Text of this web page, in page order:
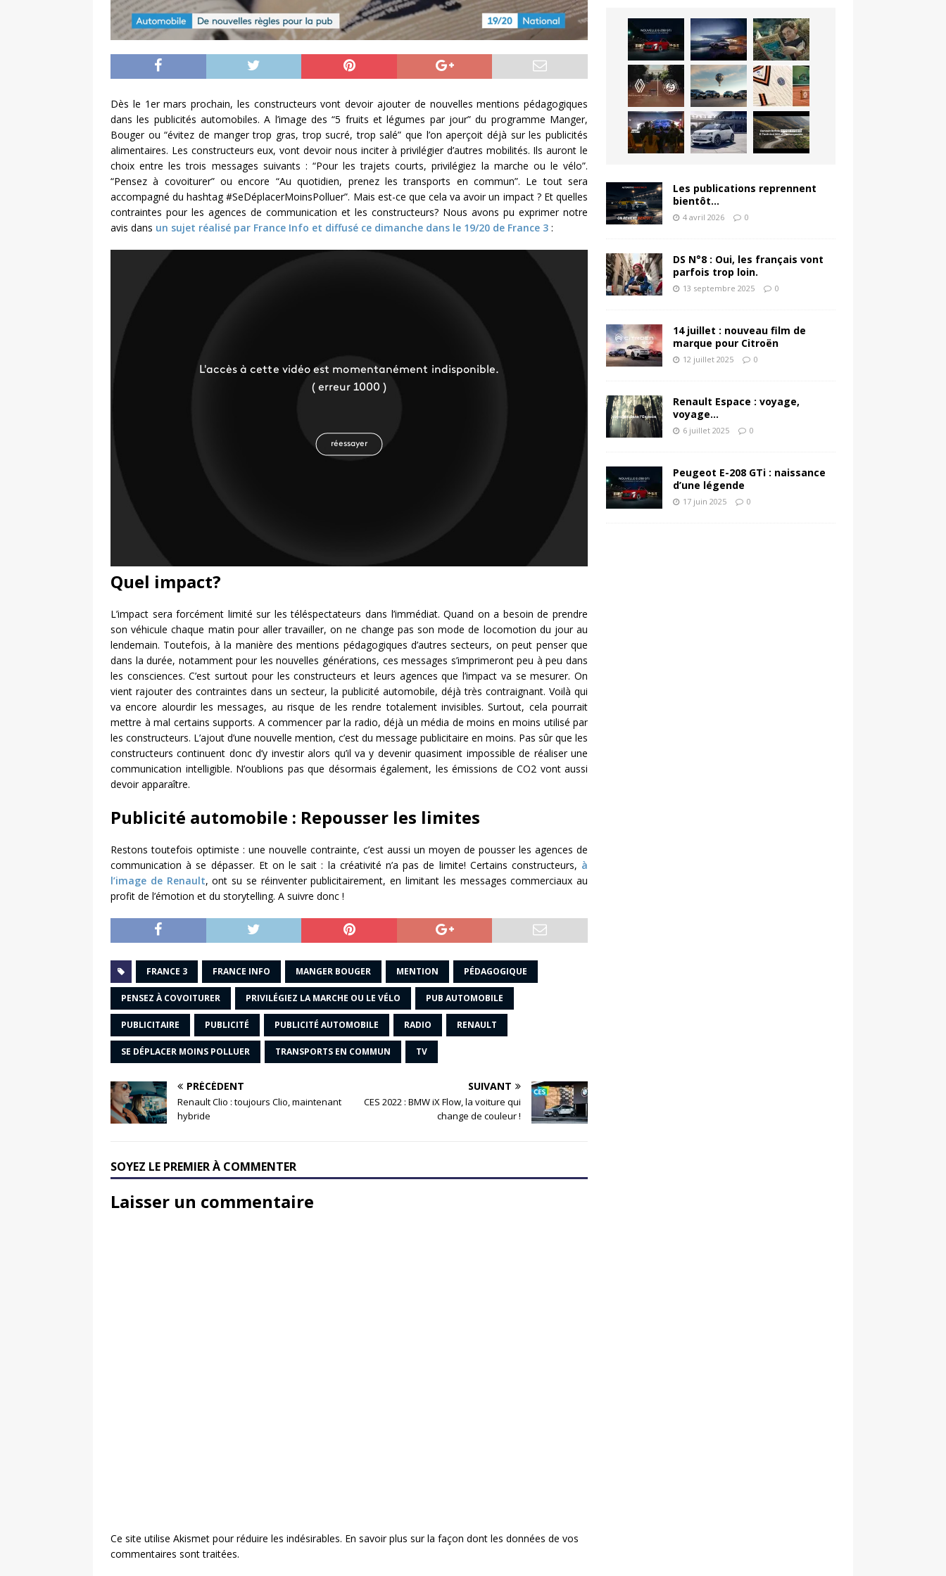
Dès le 1er mars prochain, les constructeurs vont devoir ajouter de nouvelles mentions pédagogiques
dans les publicités automobiles. A l’image des “5 fruits et légumes par jour” du programme Manger,
Bouger ou “évitez de manger trop gras, trop sucré, trop salé” que l’on aperçoit déjà sur les publicités
alimentaires. Les constructeurs eux, vont devoir nous inciter à privilégier d’autres mobilités. Ils auront le
choix entre les trois messages suivants : “Pour les trajets courts, privilégiez la marche ou le vélo”.
“Pensez à covoiturer” ou encore “Au quotidien, prenez les transports en commun”. Le tout sera
accompagné du hashtag #SeDéplacerMoinsPolluer”. Mais est-ce que cela va avoir un impact ? Et quelles
contraintes pour les agences de communication et les constructeurs? Nous avons pu exprimer notre
avis dans un sujet réalisé par France Info et diffusé ce dimanche dans le 19/20 de France 3 :
Quel impact?
L’impact sera forcément limité sur les téléspectateurs dans l’immédiat. Quand on a besoin de prendre
son véhicule chaque matin pour aller travailler, on ne change pas son mode de locomotion du jour au
lendemain. Toutefois, à la manière des mentions pédagogiques d’autres secteurs, on peut penser que
dans la durée, notamment pour les nouvelles générations, ces messages s’imprimeront peu à peu dans
les consciences. C’est surtout pour les constructeurs et leurs agences que l’impact va se mesurer. On
vient rajouter des contraintes dans un secteur, la publicité automobile, déjà très contraignant. Voilà qui
va encore alourdir les messages, au risque de les rendre totalement invisibles. Surtout, cela pourrait
mettre à mal certains supports. A commencer par la radio, déjà un média de moins en moins utilisé par
les constructeurs. L’ajout d’une nouvelle mention, c’est du message publicitaire en moins. Pas sûr que les
constructeurs continuent donc d’y investir alors qu’il va y devenir quasiment impossible de réaliser une
communication intelligible. N’oublions pas que désormais également, les émissions de CO2 vont aussi
devoir apparaître.
Publicité automobile : Repousser les limites
Restons toutefois optimiste : une nouvelle contrainte, c’est aussi un moyen de pousser les agences de
communication à se dépasser. Et on le sait : la créativité n’a pas de limite! Certains constructeurs, à
l’image de Renault, ont su se réinventer publicitairement, en limitant les messages commerciaux au
profit de l’émotion et du storytelling. A suivre donc !
FRANCE 3 FRANCE INFO MANGER BOUGER MENTION PÉDAGOGIQUE
PENSEZ À COVOITURER PRIVILÉGIEZ LA MARCHE OU LE VÉLO PUB AUTOMOBILE
PUBLICITAIRE PUBLICITÉ PUBLICITÉ AUTOMOBILE RADIO RENAULT
SE DÉPLACER MOINS POLLUER TRANSPORTS EN COMMUN TV
PRÉCÉDENT
Renault Clio : toujours Clio, maintenant
hybride
SUIVANT
CES 2022 : BMW iX Flow, la voiture qui
change de couleur !
SOYEZ LE PREMIER À COMMENTER
Laisser un commentaire
Ce site utilise Akismet pour réduire les indésirables. En savoir plus sur la façon dont les données de vos
commentaires sont traitées.
Les publications reprennent
bientôt…
4 avril 2026 0
DS N°8 : Oui, les français vont
parfois trop loin.
13 septembre 2025 0
14 juillet : nouveau film de
marque pour Citroën
12 juillet 2025 0
Renault Espace : voyage,
voyage…
6 juillet 2025 0
Peugeot E-208 GTi : naissance
d’une légende
17 juin 2025 0